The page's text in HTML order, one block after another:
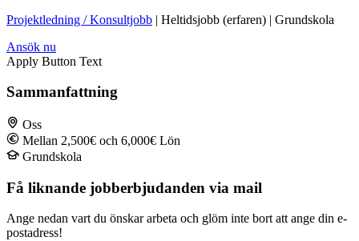
Projektledning / Konsultjobb | Heltidsjobb (erfaren) | Grundskola
Ansök nu
Apply Button Text
Sammanfattning
Oss
Mellan 2,500€ och 6,000€ Lön
Grundskola
Få liknande jobberbjudanden via mail
Ange nedan vart du önskar arbeta och glöm inte bort att ange din e-
postadress!